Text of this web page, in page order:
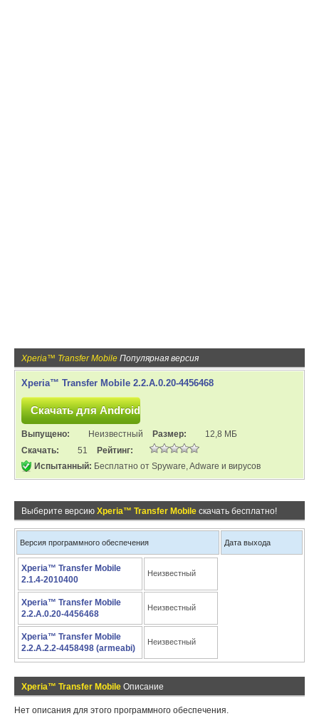
Xperia™ Transfer Mobile Популярная версия
Xperia™ Transfer Mobile 2.2.A.0.20-4456468
Выпущено: Неизвестный Размер:
12,8 МБ
Скачать:
51
Рейтинг:
Испытанный: Бесплатно от Spyware, Adware и вирусов
Выберите версию Xperia™ Transfer Mobile скачать бесплатно!
Версия программного обеспечения Дата выхода
Xperia™ Transfer Mobile
2.1.4-2010400
Неизвестный
Xperia™ Transfer Mobile
2.2.A.0.20-4456468
Неизвестный
Xperia™ Transfer Mobile
2.2.A.2.2-4458498 (armeabi)
Неизвестный
Xperia™ Transfer Mobile Описание
Нет описания для этого программного обеспечения.